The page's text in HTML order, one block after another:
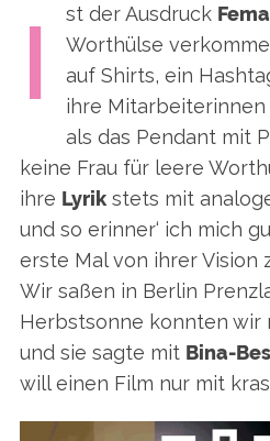
I
st der Ausdruck
Worthülse
auf Shirts, ein
ihre
als das Pendant mit
keine Frau für leere
ihre Lyrikstets mit
und so erinner‘ ich mich
erste Mal von ihrer Vision
Wir saßen in Berlin
Herbstsonne konnten wir
und sie sagte mit Bina-
will einen Film nur mit